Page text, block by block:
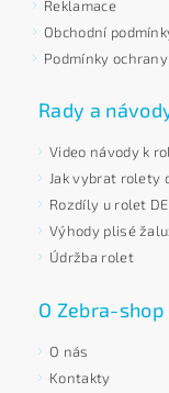
Reklamace
Obchodní
Podmínky
Rady a
Video návody k
Jak vybrat rolety
Rozdíly u rolet
Výhody plisé
Údržba rolet
O Zebra-shop
O nás
Kontakty